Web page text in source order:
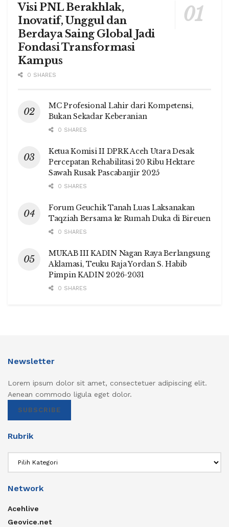
Visi PNL Berakhlak,
Inovatif, Unggul dan
Berdaya Saing Global Jadi
Fondasi Transformasi
Kampus
0 SHARES
MC Profesional Lahir dari Kompetensi,
Bukan Sekadar Keberanian
0 SHARES
Ketua Komisi II DPRK Aceh Utara Desak
Percepatan Rehabilitasi 20 Ribu Hektare
Sawah Rusak Pascabanjir 2025
0 SHARES
Forum Geuchik Tanah Luas Laksanakan
Taqziah Bersama ke Rumah Duka di Bireuen
0 SHARES
MUKAB III KADIN Nagan Raya Berlangsung
Aklamasi, Teuku Raja Yordan S. Habib
Pimpin KADIN 2026-2031
0 SHARES
Newsletter
Lorem ipsum dolor sit amet, consectetuer adipiscing elit.
Aenean commodo ligula eget dolor.
SUBSCRIBE
Rubrik
Network
Acehlive
Geovice.net